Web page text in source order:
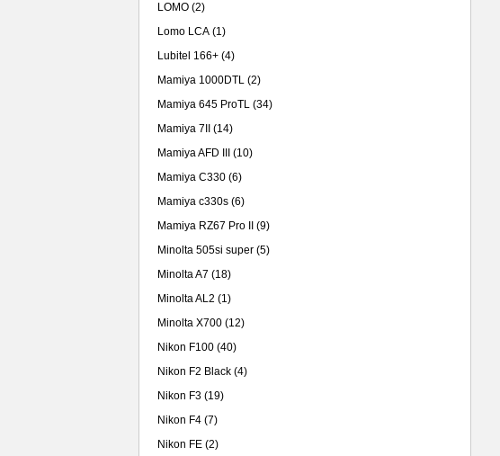
LOMO (2)
Lomo LCA (1)
Lubitel 166+ (4)
Mamiya 1000DTL (2)
Mamiya 645 ProTL (34)
Mamiya 7II
(14)
Mamiya AFD III
(10)
Mamiya C330 (6)
Mamiya c330s (6)
Mamiya RZ67 Pro II
(9)
Minolta 505si super (5)
Minolta A7 (18)
Minolta AL2 (1)
Minolta X700 (12)
Nikon F100 (40)
Nikon F2 Black (4)
Nikon F3 (19)
Nikon F4 (7)
Nikon FE (2)